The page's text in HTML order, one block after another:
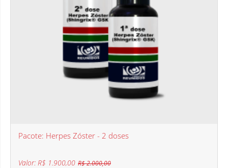
Pacote: Herpes Zóster - 2 doses
Valor: R$ 1.900,00 R$ 2.000,00